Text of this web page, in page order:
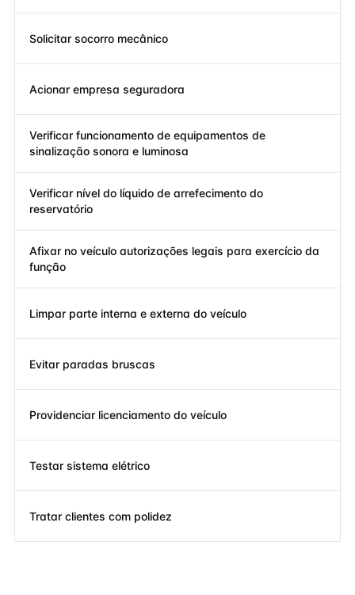
Solicitar socorro mecânico
Acionar empresa seguradora
Verificar funcionamento de equipamentos de
sinalização sonora e luminosa
Verificar nível do líquido de arrefecimento do
reservatório
Afixar no veículo autorizações legais para exercício da
função
Limpar parte interna e externa do veículo
Evitar paradas bruscas
Providenciar licenciamento do veículo
Testar sistema elétrico
Tratar clientes com polidez